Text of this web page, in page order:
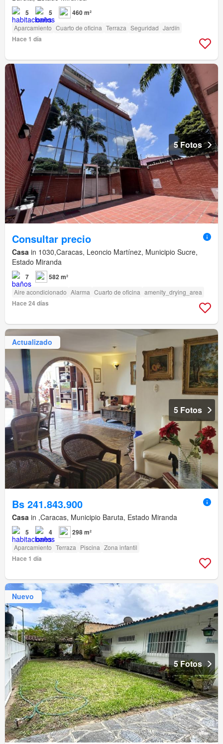
5 5 460 m²
Aparcamiento Cuarto de oficina Terraza Seguridad Jardín
Hace 1 día
5 Fotos
Consultar precio
Casa in 1030,Caracas, Leoncio Martínez, Municipio Sucre,
Estado Miranda
7 582 m²
Aire acondicionado Alarma Cuarto de oficina amenity_drying_area
Hace 24 días
Actualizado
5 Fotos
Bs 241.843.900
Casa in ,Caracas, Municipio Baruta, Estado Miranda
5 4 298 m²
Aparcamiento Terraza Piscina Zona infantil
Hace 1 día
Nuevo
5 Fotos